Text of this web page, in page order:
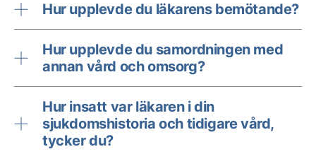
Hur upplevde du läkarens bemötande?
Hur upplevde du samordningen med
annan vård och omsorg?
Hur insatt var läkaren i din
sjukdomshistoria och tidigare vård,
tycker du?